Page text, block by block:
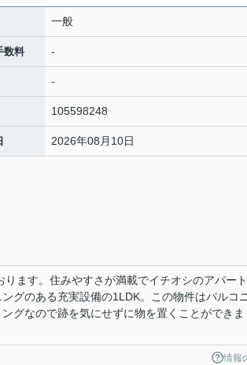
一般
数料 -
-
105598248
2026年08月10日
ます。住みやすさが満載でイチオシのアパー
グのある充実設備の1LDK。この物件はバルコ
グなので跡を気にせずに物を置くことができま
情報